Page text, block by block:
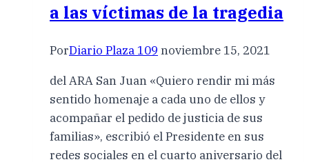
a las víctimas de la tragedia
PorDiario Plaza 109 noviembre 15, 2021
del ARA San Juan «Quiero rendir mi más
sentido homenaje a cada uno de ellos y
acompañar el pedido de justicia de sus
familias», escribió el Presidente en sus
redes sociales en el cuarto aniversario del